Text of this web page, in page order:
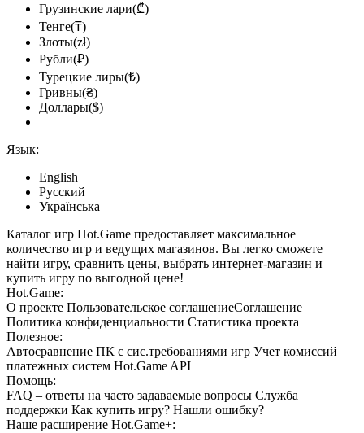
Грузинские лари(₾)
Тенге(₸)
Злоты(zł)
Рубли(₽)
Турецкие лиры(₺)
Гривны(₴)
Доллары($)
Язык:
English
Русский
Українська
Каталог игр Hot.Game предоставляет максимальное
количество игр и ведущих магазинов. Вы легко сможете
найти игру, сравнить цены, выбрать интернет-магазин и
купить игру по выгодной цене!
Hot.Game:
О проекте Пользовательское соглашениеСоглашение
Политика конфиденциальности Статистика проекта
Полезное:
Автосравнение ПК с сис.требованиями игр Учет комиссий
платежных систем Hot.Game API
Помощь:
FAQ – ответы на часто задаваемые вопросы Служба
поддержки Как купить игру? Нашли ошибку?
Наше расширение Hot.Game+: